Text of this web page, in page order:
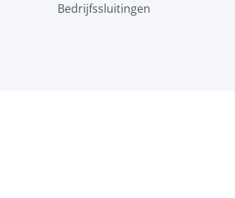
Bedrijfssluitingen